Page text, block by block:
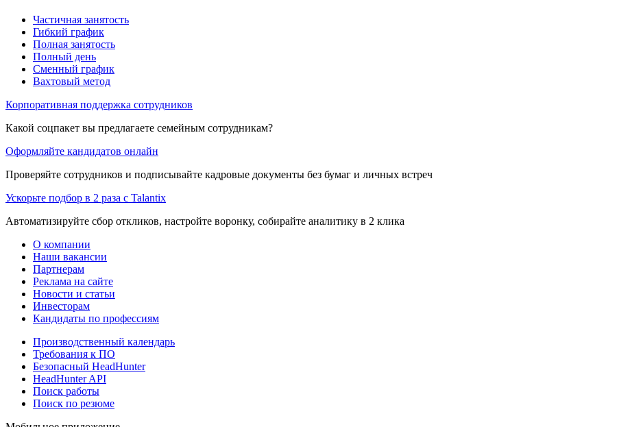
Частичная занятость
Гибкий график
Полная занятость
Полный день
Сменный график
Вахтовый метод
Корпоративная поддержка сотрудников
Какой соцпакет вы предлагаете семейным сотрудникам?
Оформляйте кандидатов онлайн
Проверяйте сотрудников и подписывайте кадровые документы без бумаг и личных встреч
Ускорьте подбор в 2 раза с Talantix
Автоматизируйте сбор откликов, настройте воронку, собирайте аналитику в 2 клика
О компании
Наши вакансии
Партнерам
Реклама на сайте
Новости и статьи
Инвесторам
Кандидаты по профессиям
Производственный календарь
Требования к ПО
Безопасный HeadHunter
HeadHunter API
Поиск работы
Поиск по резюме